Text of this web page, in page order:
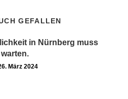
GEFALLEN
in Nürnberg muss
warten.
März 2024